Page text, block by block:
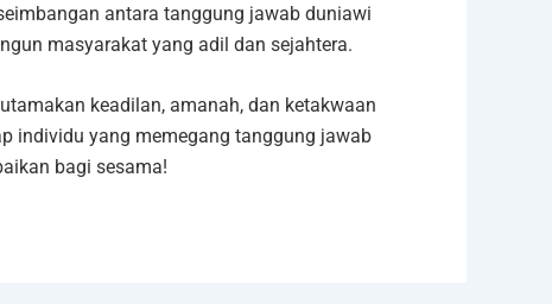
antara tanggung jawab duniawi
masyarakat yang adil dan sejahtera.
keadilan, amanah, dan ketakwaan
individu yang memegang tanggung jawab
bagi sesama!